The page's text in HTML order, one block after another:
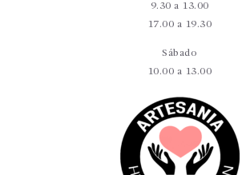
9.30 a 13.00
17.00 a 19.30
Sábado
10.00 a 13.00